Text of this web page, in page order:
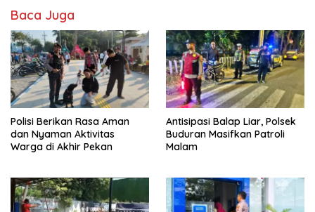
Baca Juga
Polisi Berikan Rasa Aman
dan Nyaman Aktivitas
Warga di Akhir Pekan
Antisipasi Balap Liar, Polsek
Buduran Masifkan Patroli
Malam